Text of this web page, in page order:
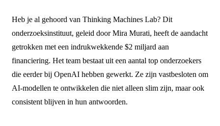
Heb je al gehoord van Thinking Machines Lab? Dit
onderzoeksinstituut, geleid door Mira Murati, heeft de aandacht
getrokken met een indrukwekkende $2 miljard aan
financiering. Het team bestaat uit een aantal top onderzoekers
die eerder bij OpenAI hebben gewerkt. Ze zijn vastbesloten om
AI-modellen te ontwikkelen die niet alleen slim zijn, maar ook
consistent blijven in hun antwoorden.